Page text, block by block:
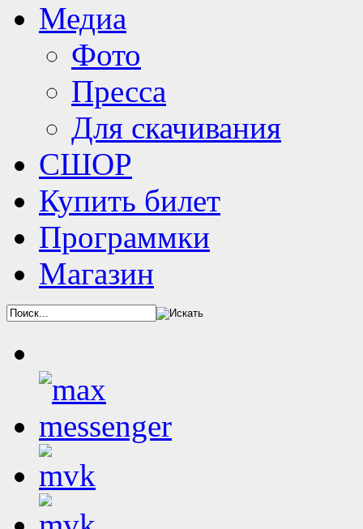
Медиа
Фото
Пресса
Для скачивания
СШОР
Купить билет
Программки
Магазин